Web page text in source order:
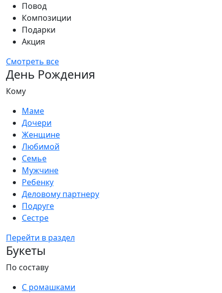
Повод
Композиции
Подарки
Акция
Смотреть все
День Рождения
Кому
Маме
Дочери
Женщине
Любимой
Семье
Мужчине
Ребенку
Деловому партнеру
Подруге
Сестре
Перейти в раздел
Букеты
По составу
С ромашками